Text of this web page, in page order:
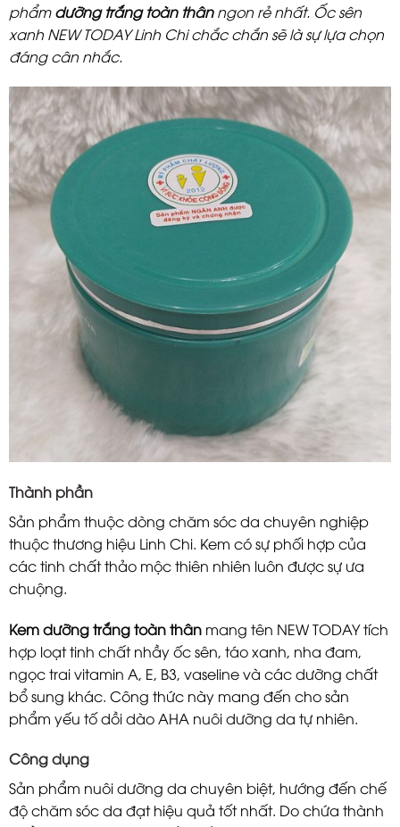
phẩmdưỡng trắng toàn thânngon rẻ nhất. Ốc sên
xanh NEW TODAY Linh Chi chắc chắn sẽ là sự lựa chọn
đáng cân nhắc.
Thành phần
Sản phẩm thuộc dòng chăm sóc da chuyên nghiệp
thuộc thương hiệu Linh Chi. Kem có sự phối hợp của
các tinh chất thảo mộc thiên nhiên luôn được sự ưa
chuộng.
Kem dưỡng trắng toàn thân mang tên NEW TODAY tích
hợp loạt tinh chất nhầy ốc sên, táo xanh, nha đam,
ngọc trai vitamin A, E, B3, vaseline và các dưỡng chất
bổ sung khác. Công thức này mang đến cho sản
phẩm yếu tố dồi dào AHA nuôi dưỡng da tự nhiên.
Công dụng
Sản phẩm nuôi dưỡng da chuyên biệt, hướng đến chế
độ chăm sóc da đạt hiệu quả tốt nhất. Do chứa thành